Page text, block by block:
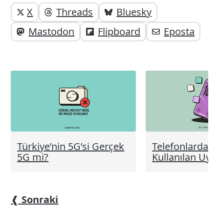
Yazı
altı
elemanları
Yazıyı
paylaşabilirsiniz;
X Threads
Bluesky
Mastodon
Flipboard Eposta
Türkiye’nin 5G’si Gerçek
5G mi?
Telefonlarda
Kullanılan
❰ Sonraki